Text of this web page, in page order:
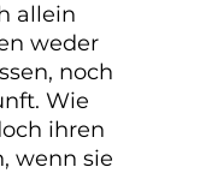
allein
weder
noch
Wie
ihren
wenn sie